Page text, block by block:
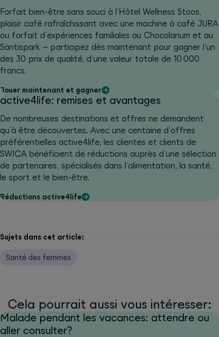
Forfait bien-être sans souci à l’Hôtel Wellness Stoos,
plaisir café rafraîchissant avec une machine à café JURA
ou forfait d’expériences familiales au Chocolarium et au
Säntispark – participez dès maintenant pour gagner l’un
des 30 prix de qualité, d’une valeur totale de 10 000
francs.
Jouer maintenant et gagner
active4life: remises et avantages
De nombreuses destinations et offres ne demandent
qu’à être découvertes. Avec une centaine d’offres
préférentielles active4life, les clientes et clients de
SWICA bénéficient de réductions auprès d’une sélection
de partenaires, spécialisés dans l’alimentation, la santé,
le sport et le bien-être.
Réductions active4life
Sujets dans cet article:
Santé des femmes
Cela pourrait aussi vous intéresser:
Malade pendant les vacances: attendre ou
aller consulter?